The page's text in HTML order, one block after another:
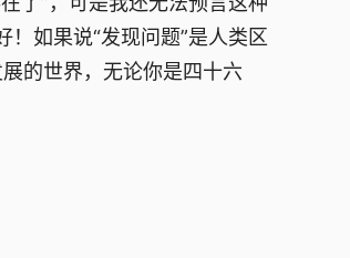
如果说“发现问题”是人类区
的世界，无论你是四十六